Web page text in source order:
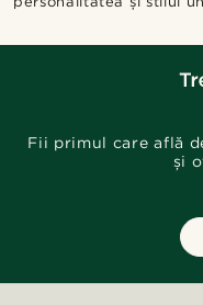
Fii primul care află
și